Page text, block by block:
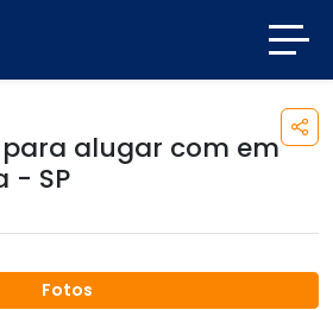
para alugar com em
- SP
Fotos